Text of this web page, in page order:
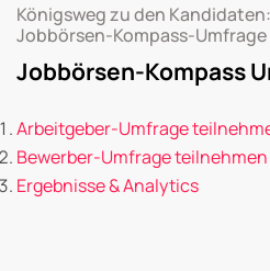
Königsweg zu den
Jobbörsen-Kompass-Umfrage
Jobbörsen-Kompass
Arbeitgeber-Umfrage
Bewerber-Umfrage teilnehmen
Ergebnisse & Analytics